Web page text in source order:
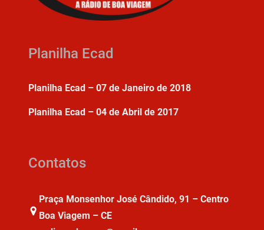
Planilha Ecad
Planilha Ecad – 07 de Janeiro de 2018
Planilha Ecad – 04 de Abril de 2017
Contatos
Praça Monsenhor José Cândido, 91 – Centro
Boa Viagem – CE